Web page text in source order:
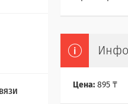
Цена: 895 ₸